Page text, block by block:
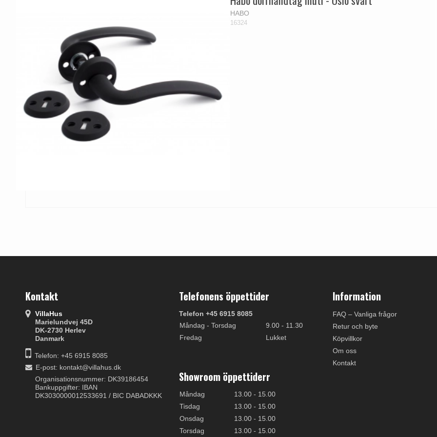
HABO
16324
Kontakt
VillaHus
Marielundvej 45D
DK-2730 Herlev
Danmark
Telefon: +45 6915 8085
E-post: kontakt@villahus.dk
Organisationsnummer: DK39186454
Bankuppgifter: IBAN
DK3030000012533691 / BIC DABADKKK
Telefonens öppettider
Telefon +45 6915 8085
Måndag - Torsdag
9.00 - 11.30
Fredag
Lukket
Showroom öppettiderr
Måndag
13.00 - 15.00
Tisdag
13.00 - 15.00
Onsdag
13.00 - 15.00
Torsdag
13.00 - 15.00
Information
FAQ – Vanliga frågor
Retur och byte
Köpvillkor
Om oss
Kontakt